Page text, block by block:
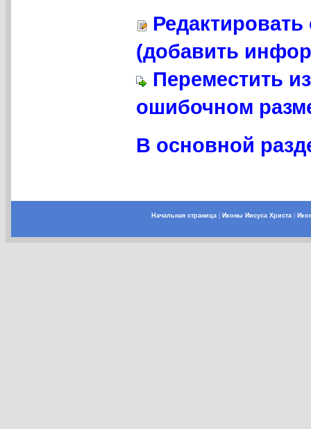
(добавить
Переместить
ошибочном
В основной
Начальная страница| Иконы Иисуса Христа|